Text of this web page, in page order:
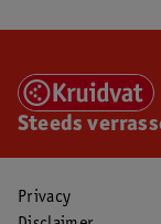
Steeds
Privacy